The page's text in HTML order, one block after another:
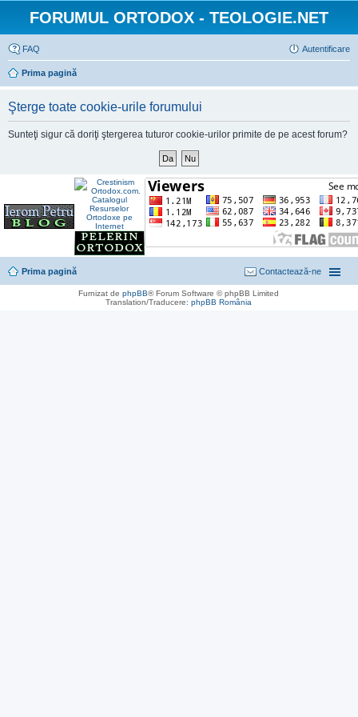
FORUMUL ORTODOX - TEOLOGIE.NET
FAQ Autentificare
Prima pagină
Şterge toate cookie-urile forumului
Sunteţi sigur că doriţi ştergerea tuturor cookie-urilor primite de pe acest forum?
Prima pagină Contactează-ne
Furnizat dephpBB® Forum Software © phpBB Limited
Translation/Traducere:phpBB România